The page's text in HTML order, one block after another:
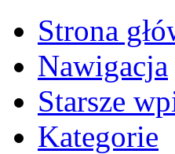
Strona
Nawigacja
Starsze
Kategorie